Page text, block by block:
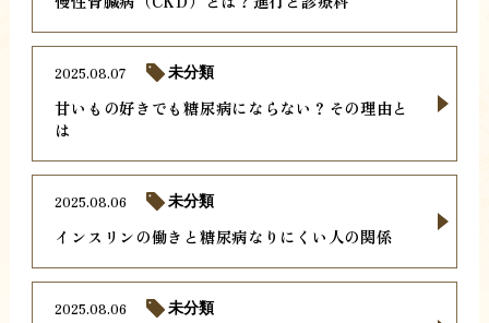
甘いもの好きでも糖尿病にならない？その理由と
は
2025.08.07 未分類
インスリンの働きと糖尿病なりにくい人の関係
2025.08.06 未分類
2025.08.06 未分類